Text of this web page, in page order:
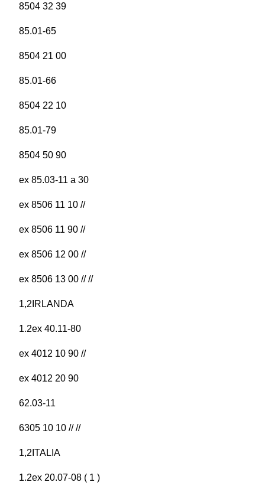
8504 32 39
85.01-65
8504 21 00
85.01-66
8504 22 10
85.01-79
8504 50 90
ex 85.03-11 a 30
ex 8506 11 10 //
ex 8506 11 90 //
ex 8506 12 00 //
ex 8506 13 00 // //
1,2IRLANDA
1.2ex 40.11-80
ex 4012 10 90 //
ex 4012 20 90
62.03-11
6305 10 10 // //
1,2ITALIA
1.2ex 20.07-08 ( 1 )